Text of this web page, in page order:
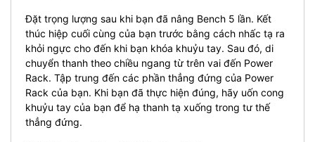
Đặt trọng lượng sau khi bạn đã nâng Bench 5 lần. Kết
thúc hiệp cuối cùng của bạn trước bằng cách nhấc tạ ra
khỏi ngực cho đến khi bạn khóa khuỷu tay. Sau đó, di
chuyển thanh theo chiều ngang từ trên vai đến Power
Rack. Tập trung đến các phần thẳng đứng của Power
Rack của bạn. Khi bạn đã thực hiện đúng, hãy uốn cong
khuỷu tay của bạn để hạ thanh tạ xuống trong tư thế
thẳng đứng.